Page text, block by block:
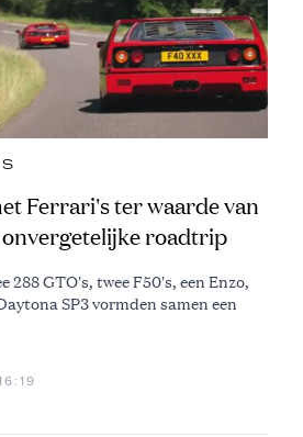
Ferrari's ter waarde van
roadtrip
288 GTO's, twee F50's, een Enzo,
SP3 vormden samen een